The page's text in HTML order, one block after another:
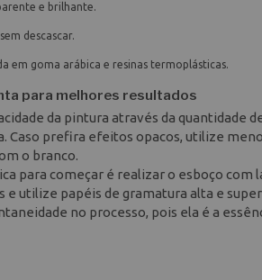
e brilhante.
descascar.
em goma arábica e resinas termoplásticas.
para melhores resultados
da pintura através da quantidade
Caso prefira efeitos opacos, utilize
o branco.
para começar é realizar o esboço
e utilize papéis de gramatura alta e
no processo, pois ela é a